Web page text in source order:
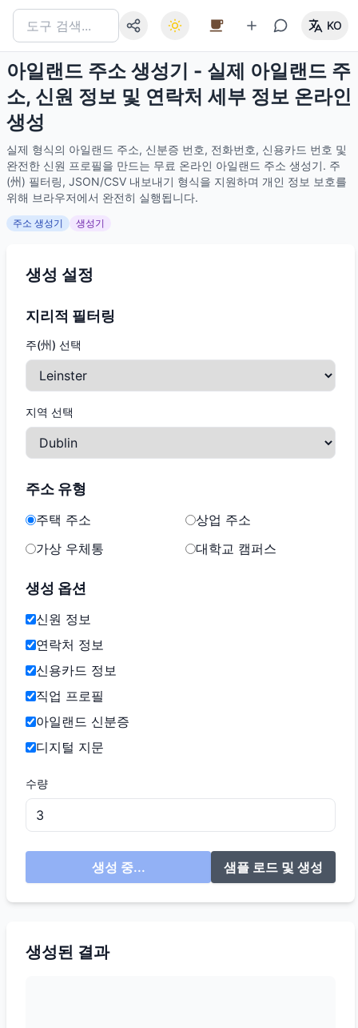
KO
아일랜드 주소 생성기 - 실제 아일랜드 주
소, 신원 정보 및 연락처 세부 정보 온라인
생성
실제 형식의 아일랜드 주소, 신분증 번호, 전화번호, 신용카드 번호 및
완전한 신원 프로필을 만드는 무료 온라인 아일랜드 주소 생성기. 주
(州) 필터링, JSON/CSV 내보내기 형식을 지원하며 개인 정보 보호를
위해 브라우저에서 완전히 실행됩니다.
주소 생성기 생성기
생성 설정
지리적 필터링
주(州) 선택
지역 선택
주소 유형
주택 주소
상업 주소
가상 우체통
대학교 캠퍼스
생성 옵션
신원 정보
연락처 정보
신용카드 정보
직업 프로필
아일랜드 신분증
디지털 지문
수량
생성 중... 샘플 로드 및 생성
생성된 결과